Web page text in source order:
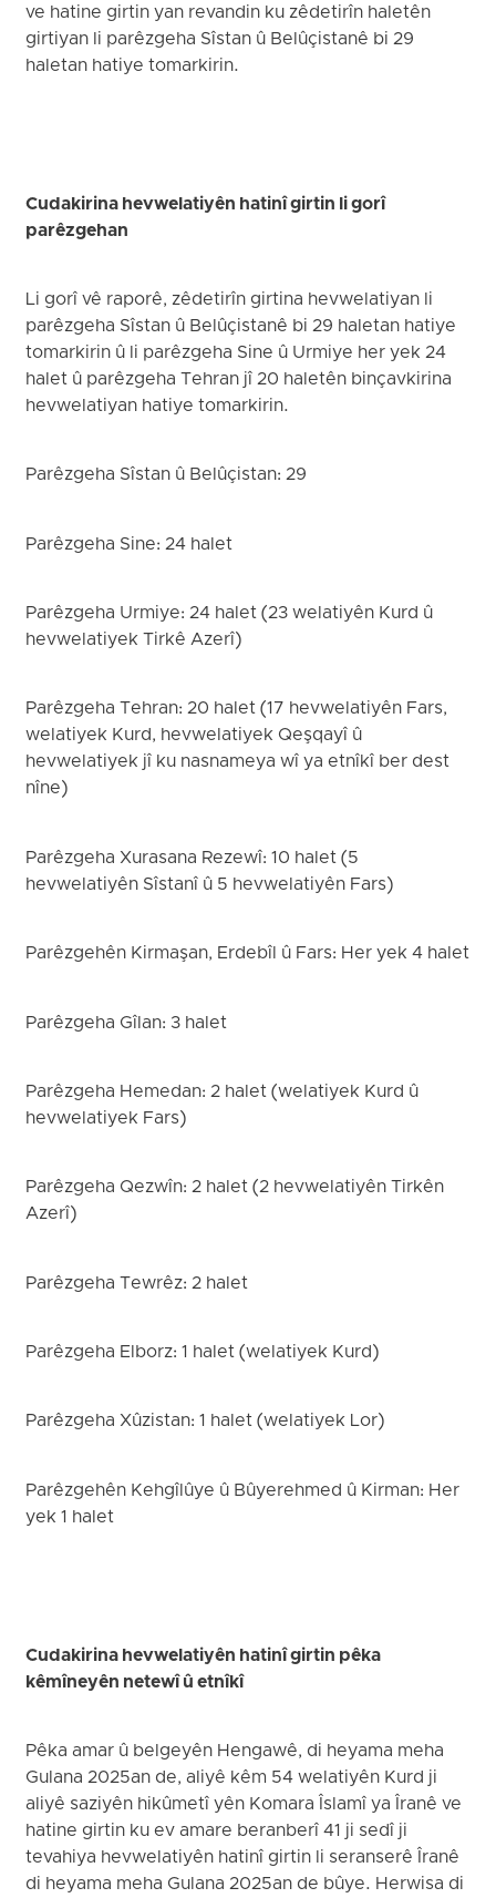
ve hatine girtin yan revandin ku zêdetirîn haletên
girtiyan li parêzgeha Sîstan û Belûçistanê bi 29
haletan hatiye tomarkirin.
Cudakirina hevwelatiyên hatinî girtin li gorî
parêzgehan
Li gorî vê raporê, zêdetirîn girtina hevwelatiyan li
parêzgeha Sîstan û Belûçistanê bi 29 haletan hatiye
tomarkirin û li parêzgeha Sine û Urmiye her yek 24
halet û parêzgeha Tehran jî 20 haletên binçavkirina
hevwelatiyan hatiye tomarkirin.
Parêzgeha Sîstan û Belûçistan: 29
Parêzgeha Sine: 24 halet
Parêzgeha Urmiye: 24 halet (23 welatiyên Kurd û
hevwelatiyek Tirkê Azerî)
Parêzgeha Tehran: 20 halet (17 hevwelatiyên Fars,
welatiyek Kurd, hevwelatiyek Qeşqayî û
hevwelatiyek jî ku nasnameya wî ya etnîkî ber dest
nîne)
Parêzgeha Xurasana Rezewî: 10 halet (5
hevwelatiyên Sîstanî û 5 hevwelatiyên Fars)
Parêzgehên Kirmaşan, Erdebîl û Fars: Her yek 4 halet
Parêzgeha Gîlan: 3 halet
Parêzgeha Hemedan: 2 halet (welatiyek Kurd û
hevwelatiyek Fars)
Parêzgeha Qezwîn: 2 halet (2 hevwelatiyên Tirkên
Azerî)
Parêzgeha Tewrêz: 2 halet
Parêzgeha Elborz: 1 halet (welatiyek Kurd)
Parêzgeha Xûzistan: 1 halet (welatiyek Lor)
Parêzgehên Kehgîlûye û Bûyerehmed û Kirman: Her
yek 1 halet
Cudakirina hevwelatiyên hatinî girtin pêka
kêmîneyên netewî û etnîkî
Pêka amar û belgeyên Hengawê, di heyama meha
Gulana 2025an de, aliyê kêm 54 welatiyên Kurd ji
aliyê saziyên hikûmetî yên Komara Îslamî ya Îranê ve
hatine girtin ku ev amare beranberî 41 ji sedî ji
tevahiya hevwelatiyên hatinî girtin li seranserê Îranê
di heyama meha Gulana 2025an de bûye. Herwisa di